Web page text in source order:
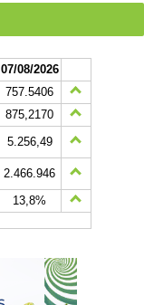
07/08/2026
757.5406
875,2170
5.256,49
2.466.946
13,8%